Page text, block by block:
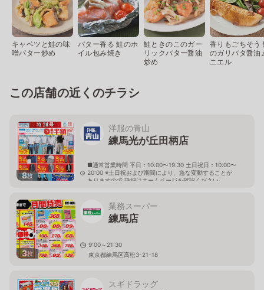
キャベツと鮭の味
噌バター炒め
バター香る 鮭のホ
イル包み焼き
鮭ときのこのガー
リックバター醤油
炒め
香りもごちそう
のガリバタ醤油
ニエル
この店舗の近くのチラシ
8枚
洋服の青山
練馬光が丘田柄店
■通常営業時間 平日：10:00〜19:30 土日祝日：10:00〜
20:00 ※土日祝および期間により、急な変動することが
ありますので 詳細はホームページを確認ください
3枚
業務スーパー
練馬店
9:00～21:30
東京都練馬区高松3-21-18
スギドラッグ